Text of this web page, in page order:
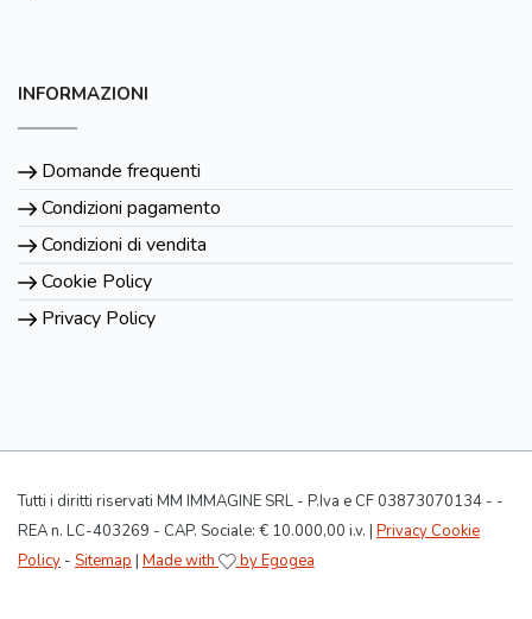
INFORMAZIONI
Domande frequenti
Condizioni pagamento
Condizioni di vendita
Cookie Policy
Privacy Policy
Tutti i diritti riservati MM IMMAGINE SRL - P.Iva e CF 03873070134 - -
REA n. LC-403269 - CAP. Sociale: € 10.000,00 i.v. | Privacy Cookie
Policy - Sitemap | Made with by Egogea